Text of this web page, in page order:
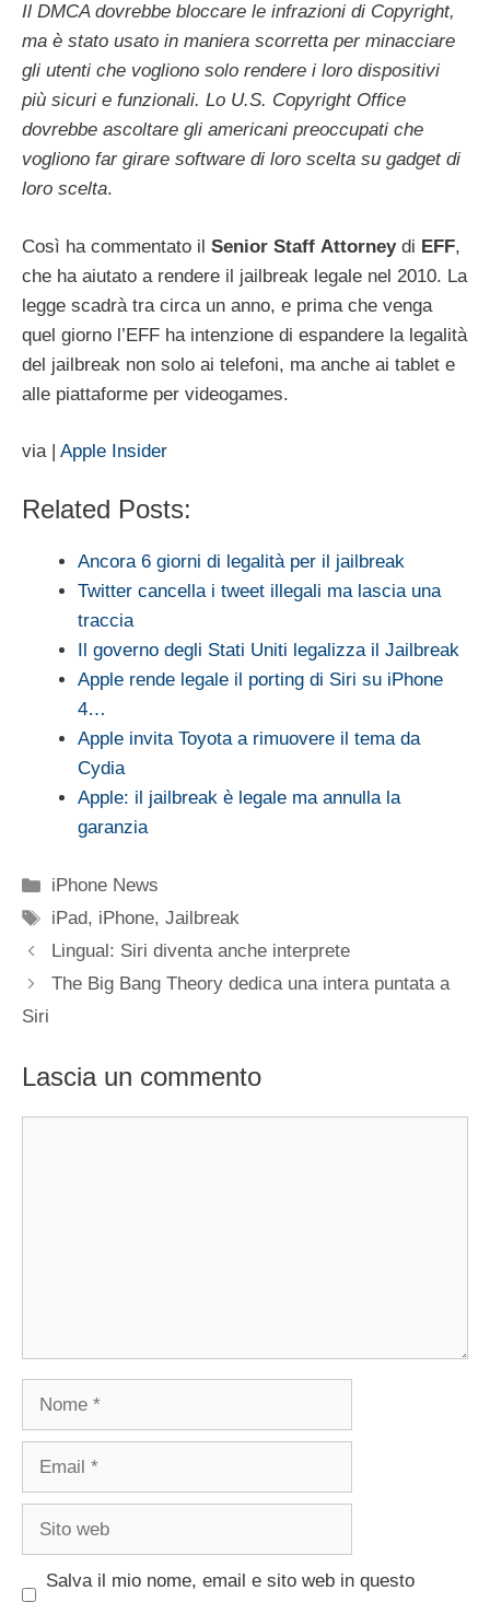
Il DMCA dovrebbe bloccare le infrazioni di Copyright,
ma è stato usato in maniera scorretta per minacciare
gli utenti che vogliono solo rendere i loro dispositivi
più sicuri e funzionali. Lo U.S. Copyright Office
dovrebbe ascoltare gli americani preoccupati che
vogliono far girare software di loro scelta su gadget di
loro scelta.
Così ha commentato il Senior Staff Attorneydi EFF,
che ha aiutato a rendere il jailbreak legale nel 2010. La
legge scadrà tra circa un anno, e prima che venga
quel giorno l’EFF ha intenzione di espandere la legalità
del jailbreak non solo ai telefoni, ma anche ai tablet e
alle piattaforme per videogames.
via | Apple Insider
Related Posts:
Ancora 6 giorni di legalità per il jailbreak
Twitter cancella i tweet illegali ma lascia una
traccia
Il governo degli Stati Uniti legalizza il Jailbreak
Apple rende legale il porting di Siri su iPhone
4…
Apple invita Toyota a rimuovere il tema da
Cydia
Apple: il jailbreak è legale ma annulla la
garanzia
Categorie
iPhone News
Tag
iPad, iPhone,Jailbreak
Lingual: Siri diventa anche interprete
The Big Bang Theory dedica una intera puntata a
Siri
Lascia un commento
Nome
Email
Sito
Salva il mio nome, email e sito web in questo